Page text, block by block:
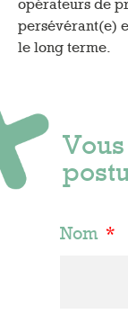
opérateurs de
persévérant(e)
le long terme.
Nom